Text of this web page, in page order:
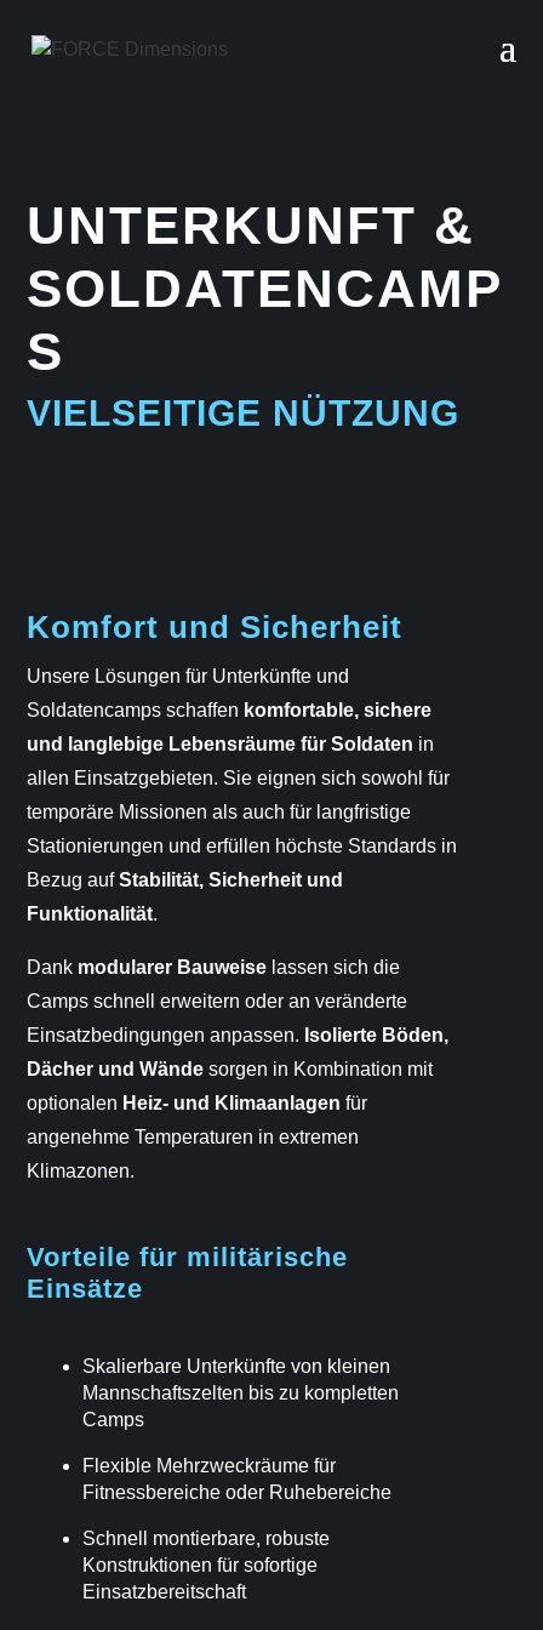
UNTERKUNFT &
SOLDATENCAMP
S
VIELSEITIGE NÜTZUNG
Komfort und Sicherheit
Unsere Lösungen für Unterkünfte und
Soldatencamps schaffen komfortable, sichere
und langlebige Lebensräume für Soldaten in
allen Einsatzgebieten. Sie eignen sich sowohl für
temporäre Missionen als auch für langfristige
Stationierungen und erfüllen höchste Standards in
Bezug aufStabilität, Sicherheit und
Funktionalität.
Dank modularer Bauweise lassen sich die
Camps schnell erweitern oder an veränderte
Einsatzbedingungen anpassen. Isolierte Böden,
Dächer und Wände sorgen in Kombination mit
optionalen Heiz- und Klimaanlagen für
angenehme Temperaturen in extremen
Klimazonen.
Vorteile für militärische
Einsätze
Skalierbare Unterkünfte von kleinen
Mannschaftszelten bis zu kompletten
Camps
Flexible Mehrzweckräume für
Fitnessbereiche oder Ruhebereiche
Schnell montierbare, robuste
Konstruktionen für sofortige
Einsatzbereitschaft